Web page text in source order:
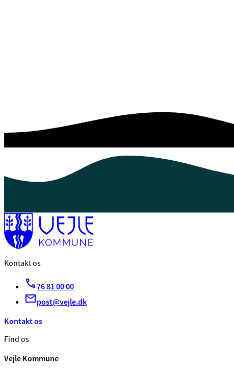
Kontakt os
76 81 00 00
post@vejle.dk
Kontakt os
Find os
Vejle Kommune